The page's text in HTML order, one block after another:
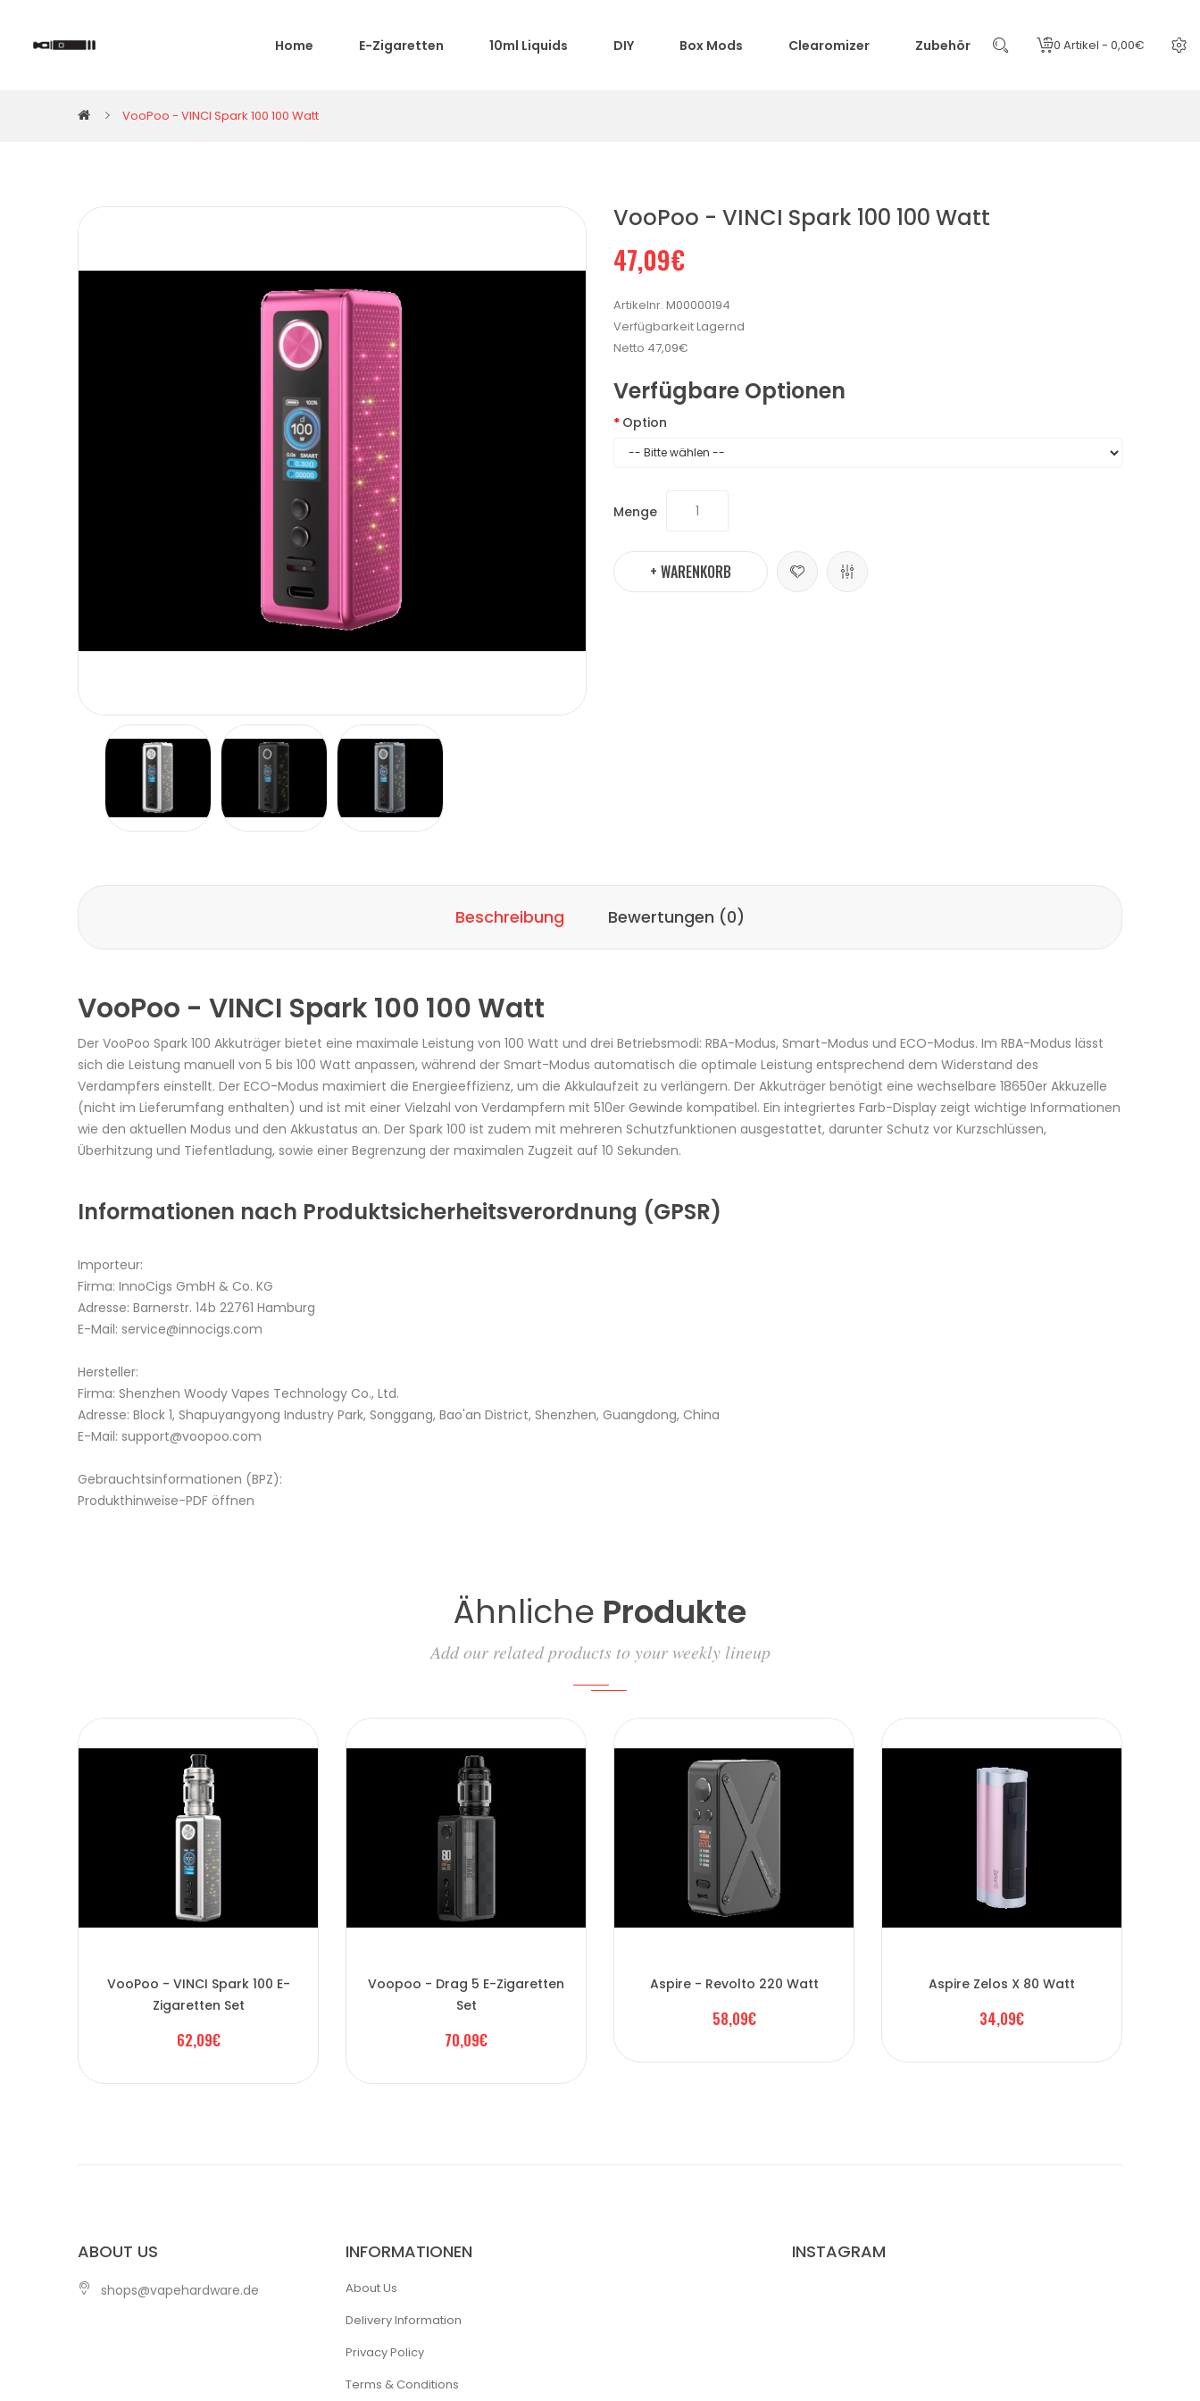
Home E-Zigaretten 10ml Liquids DIY Box Mods Clearomizer Zubehör 0 Artikel - 0,00€
VooPoo - VINCI Spark 100 100 Watt
VooPoo - VINCI Spark 100 100 Watt
47,09€
Artikelnr. M00000194
VerfügbarkeitLagernd
Netto 47,09€
Verfügbare Optionen
Option
Menge
+ WARENKORB
Beschreibung Bewertungen (0)
VooPoo - VINCI Spark 100 100 Watt
Der VooPoo Spark 100 Akkuträger bietet eine maximale Leistung von 100 Watt und drei Betriebsmodi: RBA-Modus, Smart-Modus und ECO-Modus. Im RBA-Modus lässt
sich die Leistung manuell von 5 bis 100 Watt anpassen, während der Smart-Modus automatisch die optimale Leistung entsprechend dem Widerstand des
Verdampfers einstellt. Der ECO-Modus maximiert die Energieeffizienz, um die Akkulaufzeit zu verlängern. Der Akkuträger benötigt eine wechselbare 18650er Akkuzelle
(nicht im Lieferumfang enthalten) und ist mit einer Vielzahl von Verdampfern mit 510er Gewinde kompatibel. Ein integriertes Farb-Display zeigt wichtige Informationen
wie den aktuellen Modus und den Akkustatus an. Der Spark 100 ist zudem mit mehreren Schutzfunktionen ausgestattet, darunter Schutz vor Kurzschlüssen,
Überhitzung und Tiefentladung, sowie einer Begrenzung der maximalen Zugzeit auf 10 Sekunden.
Informationen nach Produktsicherheitsverordnung (GPSR)
Importeur:
Firma: InnoCigs GmbH & Co. KG
Adresse: Barnerstr. 14b 22761 Hamburg
E-Mail: service@innocigs.com
Hersteller:
Firma: Shenzhen Woody Vapes Technology Co., Ltd.
Adresse: Block 1, Shapuyangyong Industry Park, Songgang, Bao'an District, Shenzhen, Guangdong, China
E-Mail: support@voopoo.com
Gebrauchtsinformationen (BPZ):
Produkthinweise-PDF öffnen
Ähnliche Produkte
Add our related products to your weekly lineup
VooPoo - VINCI Spark 100 E-
Zigaretten Set
62,09€
Voopoo - Drag 5 E-Zigaretten
Set
70,09€
Aspire - Revolto 220 Watt
58,09€
Aspire Zelos X 80 Watt
34,09€
ABOUT US
shops@vapehardware.de
INFORMATIONEN
About Us
Delivery Information
Privacy Policy
Terms & Conditions
INSTAGRAM